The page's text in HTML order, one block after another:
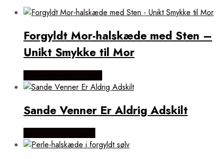
Forgyldt Mor-halskæde med Sten –
Unikt Smykke til Mor
Sande Venner Er Aldrig Adskilt